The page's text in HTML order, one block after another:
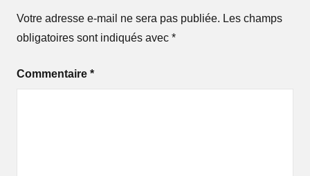
Votre adresse e-mail ne sera pas publiée. Les champs
obligatoires sont indiqués avec *
Commentaire *